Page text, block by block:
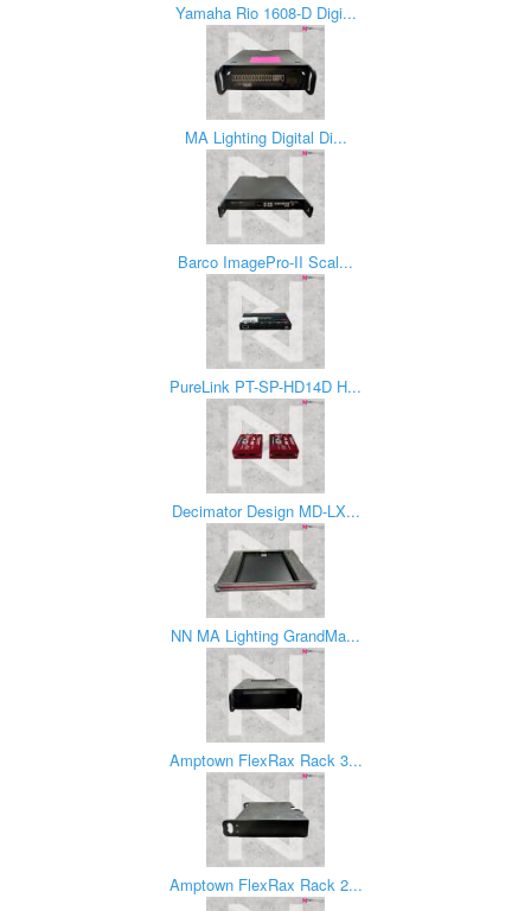
Yamaha Rio 1608-D Digi...
MA Lighting Digital Di...
Barco ImagePro-II Scal...
PureLink PT-SP-HD14D H...
Decimator Design MD-LX...
NN MA Lighting GrandMa...
Amptown FlexRax Rack 3...
Amptown FlexRax Rack 2...